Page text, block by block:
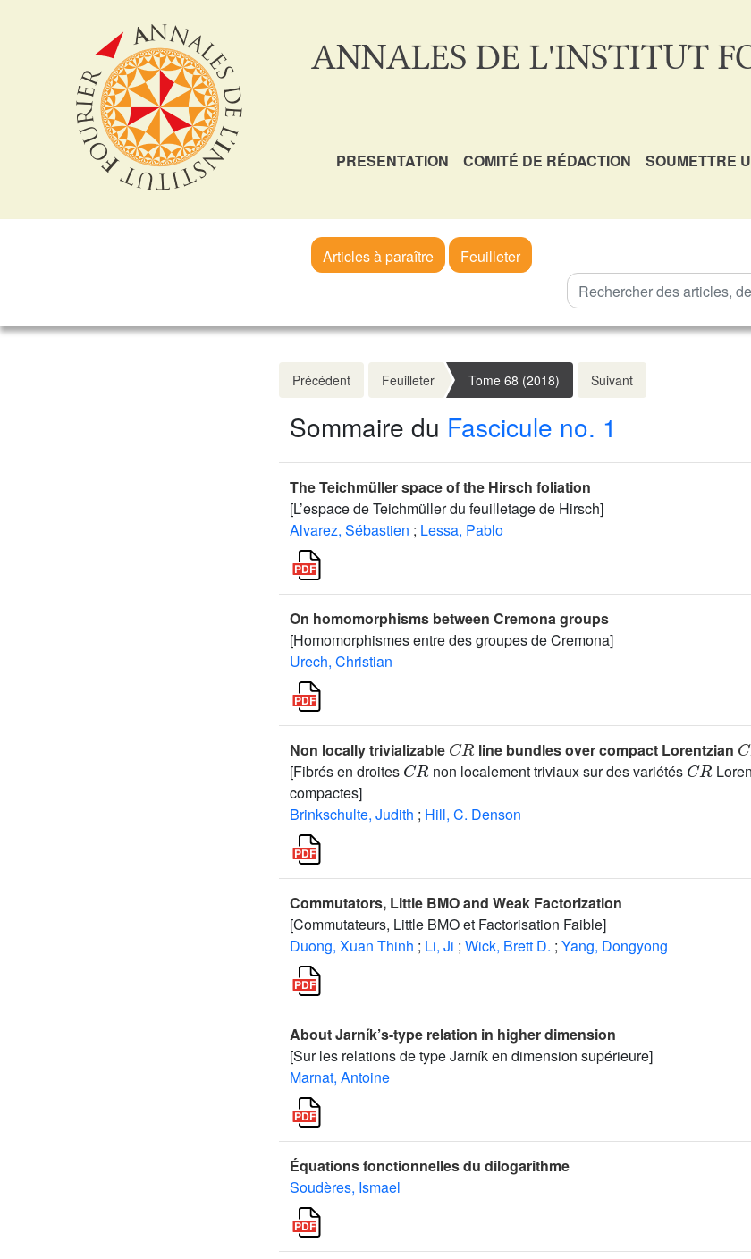
ANNALES DE L'INSTITUT
PRESENTATION COMITÉ DE RÉDACTION SOUMETTRE
Articles à paraître
Feuilleter
Précédent Feuilleter Tome 68 (2018) Suivant
Sommaire du Fascicule no. 1
The Teichmüller space of the Hirsch foliation
[L’espace de Teichmüller du feuilletage de Hirsch]
Alvarez, Sébastien ; Lessa, Pablo
On homomorphisms between Cremona groups
[Homomorphismes entre des groupes de Cremona]
Urech, Christian
Non locally trivializable line bundles over compact Lorentzian
[Fibrés en droites
CR
non localement triviaux sur des variétés
CR
compactes]
Brinkschulte, Judith ; Hill, C. Denson
Commutators, Little BMO and Weak Factorization
[Commutateurs, Little BMO et Factorisation Faible]
Duong, Xuan Thinh ; Li, Ji ; Wick, Brett D. ; Yang, Dongyong
About Jarník’s-type relation in higher dimension
[Sur les relations de type Jarník en dimension supérieure]
Marnat, Antoine
Équations fonctionnelles du dilogarithme
Soudères, Ismael